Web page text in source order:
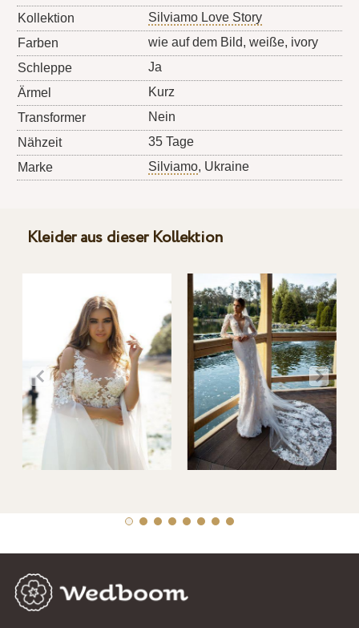
Kollektion
Silviamo Love Story
Farben
wie auf dem Bild, weiße, ivory
Schleppe
Ja
Ärmel
Kurz
Transformer
Nein
Nähzeit
35 Tage
Marke
Silviamo, Ukraine
Kleider aus dieser Kollektion